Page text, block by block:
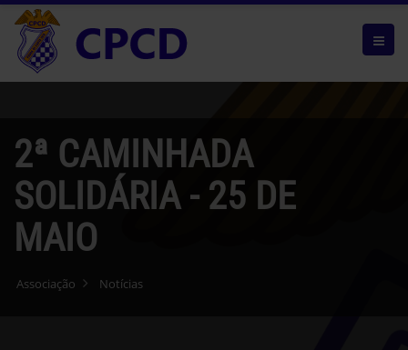
2ª CAMINHADA
SOLIDÁRIA - 25 DE
MAIO
Associação Notícias